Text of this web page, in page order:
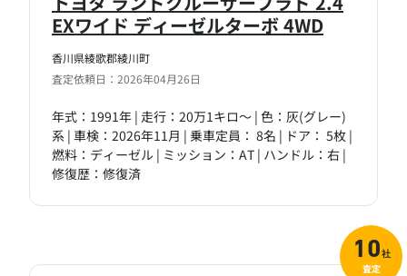
香川県綾歌郡綾川町
査定依頼日：2026年04月26日
EXワイド ディーゼルターボ 4WD
年式：1991年 | 走行：20万1キロ～ | 色：灰(グレー)
系 | 車検：2026年11月 | 乗車定員： 8名 | ドア： 5枚 |
燃料：ディーゼル | ミッション：AT | ハンドル：右 |
修復歴：修復済
10社
査定